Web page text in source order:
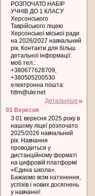
РОЗПОЧАТО НАБІР
УЧНІВ ДО 1 КЛАСУ
Херсонського
Таврійського ліцею
Херсонської міської ради
на 2026/2027 навчальний
рік. Контакти для більш
детальної інформації:
моб.тел.:
+380677628709,
+380505200530
електронна пошта:
htlm@ukr.net
Детальніше
01 Вересня
З 01 вересня 2025 року в
нашому ліцеї розпочато
2025/2026 навчальний
рік. Навчання
проводиться у
дистанційному форматі
на цифровій платформі
«Єдина школа».
Бажаємо всім натхнення,
успіхів і нових досягнень
у навчанні!